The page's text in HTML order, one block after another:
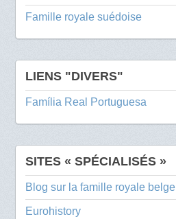
Famille royale suédoise
LIENS "DIVERS"
Família Real Portuguesa
SITES « SPÉCIALISÉS »
Blog sur la famille royale belge
Eurohistory